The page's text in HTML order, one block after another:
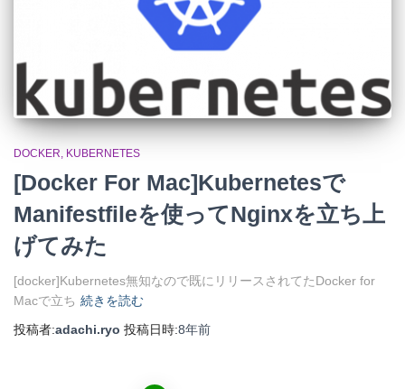
DOCKER KUBERNETES
[Docker For Mac]Kubernetesで
Manifestfileを使ってNginxを立ち上
げてみた
[docker]Kubernetes無知なので既にリリースされてたDocker for
Macで立ち 続きを読む
投稿者:adachi.ryo 投稿日時:8年前